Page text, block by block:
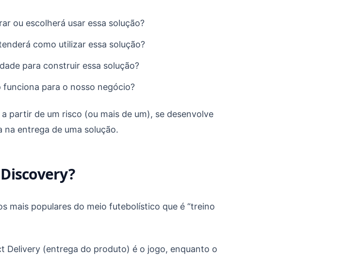
ou escolherá usar essa solução?
como utilizar essa solução?
para construir essa solução?
funciona para o nosso negócio?
partir de um risco (ou mais de um), se desenvolve
entrega de uma solução.
mais populares do meio futebolístico que é “treino
Delivery (entrega do produto) é o jogo, enquanto o